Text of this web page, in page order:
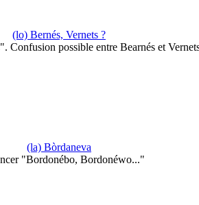
(lo) Bernés, Vernets ?
Confusion possible entre Bearnés et
(la) Bòrdaneva
"Bordonébo, Bordonéwo..."